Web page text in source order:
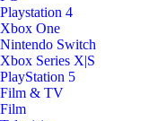
Playstation 4
Xbox One
Nintendo Switch
Xbox Series X|S
PlayStation 5
Film & TV
Film